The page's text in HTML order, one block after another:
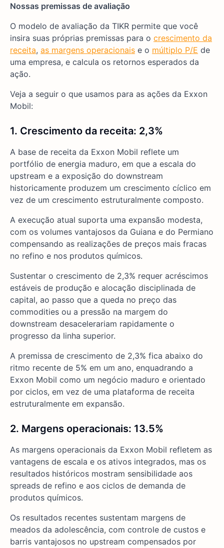
Nossas premissas de avaliação
O modelo de avaliação da TIKR permite que você
insira suas próprias premissas para o crescimento da
receita, as margens operacionais e o múltiplo P/E de
uma empresa, e calcula os retornos esperados da
ação.
Veja a seguir o que usamos para as ações da Exxon
Mobil:
1. Crescimento da receita: 2,3%
A base de receita da Exxon Mobil reflete um
portfólio de energia maduro, em que a escala do
upstream e a exposição do downstream
historicamente produzem um crescimento cíclico em
vez de um crescimento estruturalmente composto.
A execução atual suporta uma expansão modesta,
com os volumes vantajosos da Guiana e do Permiano
compensando as realizações de preços mais fracas
no refino e nos produtos químicos.
Sustentar o crescimento de 2,3% requer acréscimos
estáveis de produção e alocação disciplinada de
capital, ao passo que a queda no preço das
commodities ou a pressão na margem do
downstream desacelerariam rapidamente o
progresso da linha superior.
A premissa de crescimento de 2,3% fica abaixo do
ritmo recente de 5% em um ano, enquadrando a
Exxon Mobil como um negócio maduro e orientado
por ciclos, em vez de uma plataforma de receita
estruturalmente em expansão.
2. Margens operacionais: 13.5%
As margens operacionais da Exxon Mobil refletem as
vantagens de escala e os ativos integrados, mas os
resultados históricos mostram sensibilidade aos
spreads de refino e aos ciclos de demanda de
produtos químicos.
Os resultados recentes sustentam margens de
meados da adolescência, com controle de custos e
barris vantajosos no upstream compensados por